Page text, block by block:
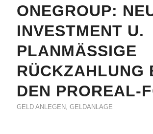
ONEGROUP:
INVESTMENT U.
PLANMÄSSIGE R
ÜCKZAHLUNG
EN PROREAL-
GELD ANLEGEN, GELDANLAGE